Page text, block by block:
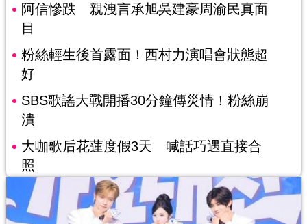
阿信慘跌 親洩言承旭吳建豪周渝民真面
目
粉絲輕生後首露面！西村力演唱會狀態超
好
SBS歌謠大戰開播30分鐘傳災情！粉絲崩
潰
大咖歌后花蓮度假3天 喊話巧遇直接合
照